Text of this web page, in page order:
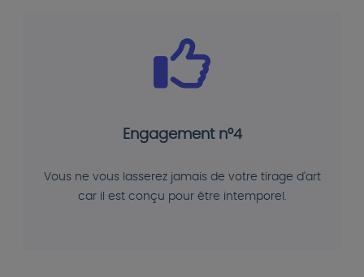
Engagement n°4
Vous ne vous lasserez jamais de votre tirage d'art
car il est conçu pour être intemporel.